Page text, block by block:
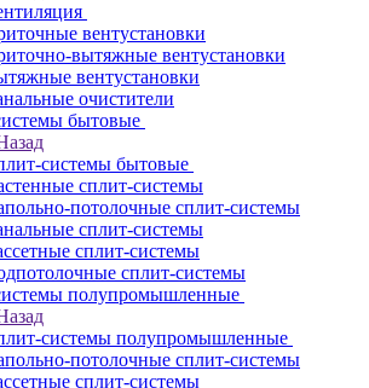
вентустановки
вытяжные вентустановки
вентустановки
очистители
бытовые
системы бытовые
сплит-системы
потолочные сплит-системы
сплит-системы
сплит-системы
сплит-системы
полупромышленные
системы полупромышленные
потолочные сплит-системы
сплит-системы